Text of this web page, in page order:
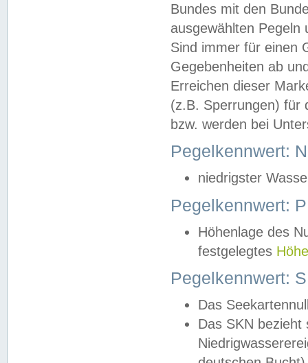
Bundes mit den
ausgewählten
Sind immer für einen
Gegebenheiten ab
Erreichen dieser
(z.B. Sperrungen) für
bzw. werden bei
Pegelkennwert:
niedrigster
Pegelkennwert:
Höhenlage des
festgelegtes
Pegelkennwert:
Das
Das SKN